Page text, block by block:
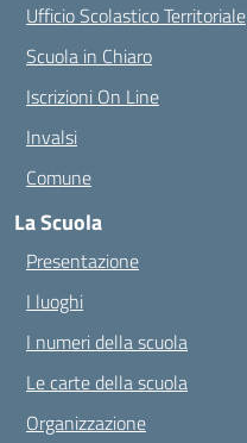
Ufficio Scolastico Territoriale
Scuola in Chiaro
Iscrizioni On Line
Invalsi
Comune
La Scuola
Presentazione
I luoghi
I numeri della scuola
Le carte della scuola
Organizzazione